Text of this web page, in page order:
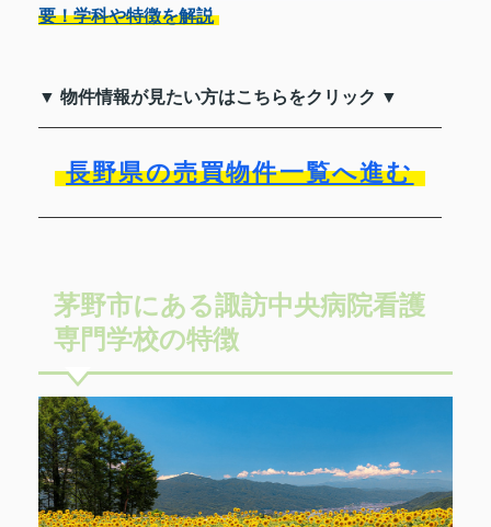
要！学科や特徴を解説
▼ 物件情報が見たい方はこちらをクリック ▼
長野県の売買物件一覧へ進む
茅野市にある諏訪中央病院看護
専門学校の特徴